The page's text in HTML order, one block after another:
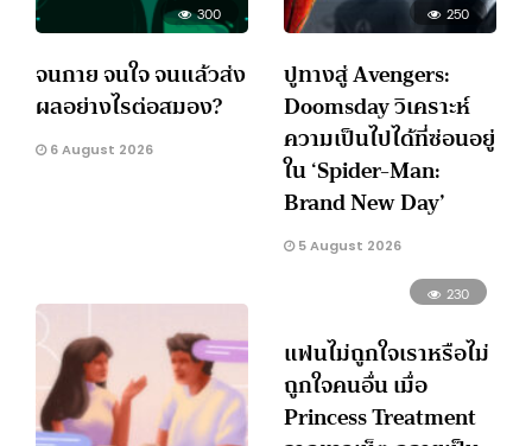
300
จนกาย จนใจ จนแล้วส่ง
ผลอย่างไรต่อสมอง?
6 August 2026
250
ปูทางสู่ Avengers:
Doomsday วิเคราะห์
ความเป็นไปได้ที่ซ่อนอยู่
ใน ‘Spider-Man:
Brand New Day’
5 August 2026
230
แฟนไม่ถูกใจเราหรือไม่
ถูกใจคนอื่น เมื่อ
Princess Treatment